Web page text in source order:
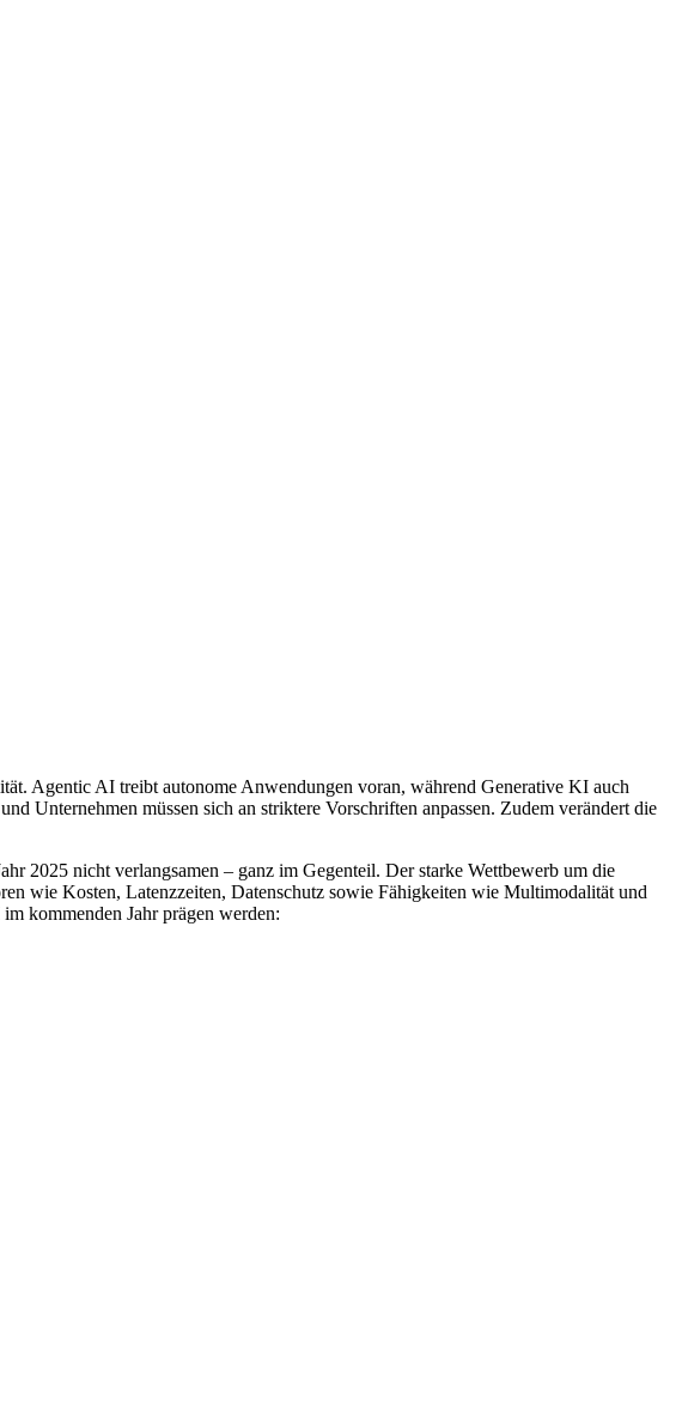
Agentic AI treibt autonome Anwendungen voran, während Generative KI auch
müssen sich an striktere Vorschriften anpassen. Zudem verändert die
2025 nicht verlangsamen – ganz im Gegenteil. Der starke Wettbewerb um die
wie Kosten, Latenzzeiten, Datenschutz sowie Fähigkeiten wie Multimodalität und
kommenden Jahr prägen werden: